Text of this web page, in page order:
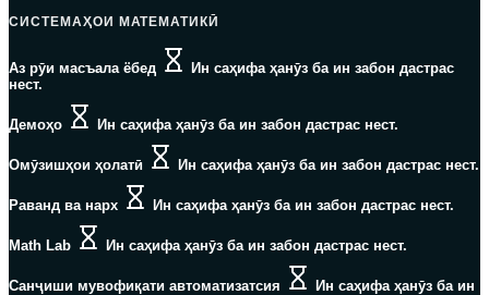
СИСТЕМАҲОИ МАТЕМАТИКӢ
Аз рӯи масъала ёбед
Ин саҳифа ҳанӯз ба ин забон дастрас
нест.
Демоҳо Ин саҳифа ҳанӯз ба ин забон дастрас нест.
Омӯзишҳои ҳолатӣ Ин саҳифа ҳанӯз ба ин забон дастрас нест.
Раванд ва нарх Ин саҳифа ҳанӯз ба ин забон дастрас нест.
Math Lab Ин саҳифа ҳанӯз ба ин забон дастрас нест.
Санҷиши мувофиқати автоматизатсия
Ин саҳифа ҳанӯз ба ин